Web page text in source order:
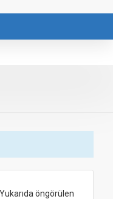
öngörülen